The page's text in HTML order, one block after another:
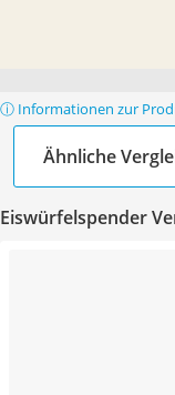
ⓘ Informationen zur
Ähnliche
Eiswürfelspender